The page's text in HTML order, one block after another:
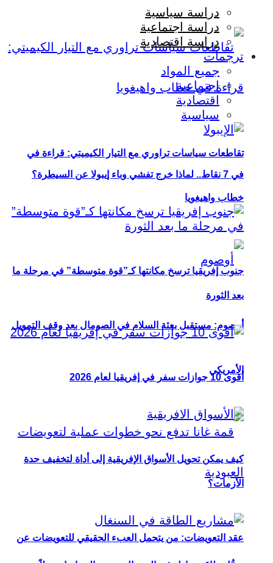
تقاطعات سياسات تراوري مع التيار الكيميتي: قراءة في
خطاب واهيغويا
أوصوم: مستقبل بعثة السلام في الصومال بعد وقف التمويل
الأمريكي
عقد التعويضات: من يتحمل العبء الحقيقي للتعويضات عن
دراسة سياسية
دراسة اجتماعية
دراسة اقتصادية
ترجمات
جميع المواد
اجتماعية
اقتصادية
سياسية
في 7 نقاط.. لماذا خرج تفشي وباء إيبولا عن السيطرة؟
جنوب إفريقيا ترسخ مكانتها كـ”قوة متوسطة” في مرحلة ما
بعد الثورة
أقوى 10 جوازات سفر في إفريقيا لعام 2026
كيف يمكن تحويل الأسواق الإفريقية إلى أداة لتخفيف حدة
الأزمات؟